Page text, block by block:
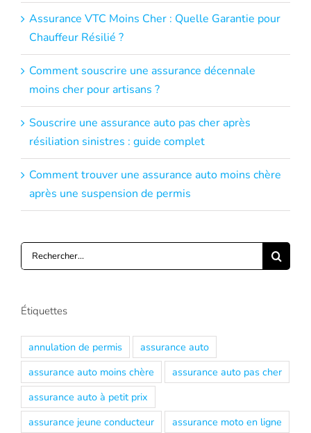
Assurance VTC Moins Cher : Quelle Garantie pour
Chauffeur Résilié ?
Comment souscrire une assurance décennale
moins cher pour artisans ?
Souscrire une assurance auto pas cher après
résiliation sinistres : guide complet
Comment trouver une assurance auto moins chère
après une suspension de permis
Rechercher:
Étiquettes
annulation de permis
assurance auto
assurance auto moins chère
assurance auto pas cher
assurance auto à petit prix
assurance jeune conducteur
assurance moto en ligne